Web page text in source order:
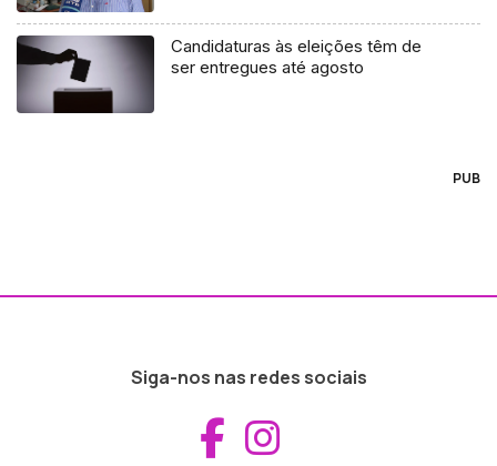
Candidaturas às eleições têm de
ser entregues até agosto
PUB
Siga-nos nas redes sociais
Aceder ao